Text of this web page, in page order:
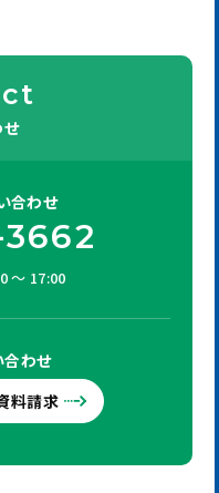
合わせ
～ 17:00
合わせ
料請求